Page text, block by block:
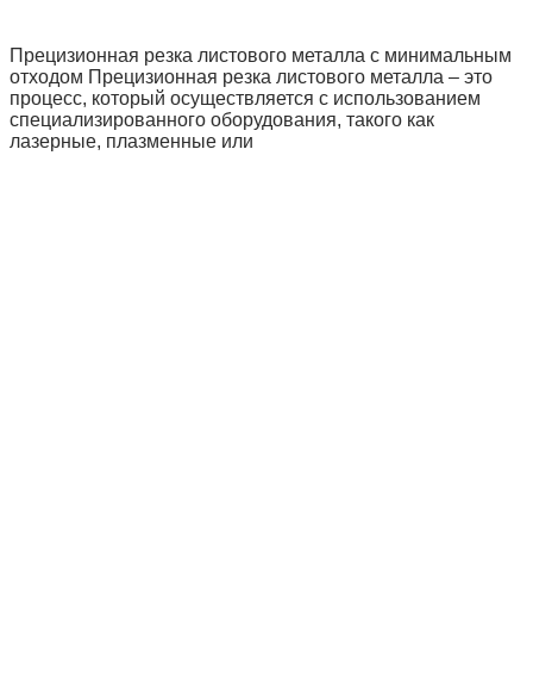
Прецизионная резка листового металла с минимальным
отходом Прецизионная резка листового металла – это
процесс, который осуществляется с использованием
специализированного оборудования, такого как
лазерные, плазменные или